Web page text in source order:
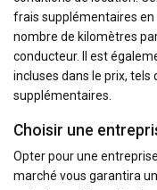
frais supplémentaires en
nombre de kilomètres
conducteur. Il est
incluses dans le prix, tels
supplémentaires.
Choisir une
Opter pour une
marché vous garantira